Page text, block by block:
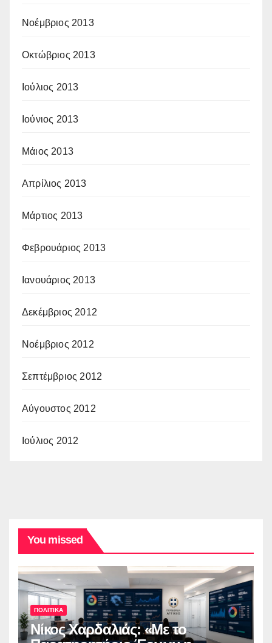
Νοέμβριος 2013
Οκτώβριος 2013
Ιούλιος 2013
Ιούνιος 2013
Μάιος 2013
Απρίλιος 2013
Μάρτιος 2013
Φεβρουάριος 2013
Ιανουάριος 2013
Δεκέμβριος 2012
Νοέμβριος 2012
Σεπτέμβριος 2012
Αύγουστος 2012
Ιούλιος 2012
You missed
ΠΟΛΙΤΙΚΑ
Νίκος Χαρδαλιάς: «Με το